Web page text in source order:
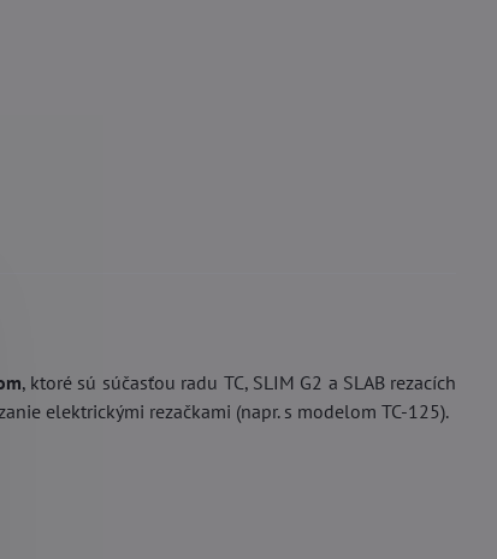
, ktoré sú súčasťou radu TC, SLIM G2 a SLAB rezacích
elektrickými rezačkami (napr. s modelom TC-125).